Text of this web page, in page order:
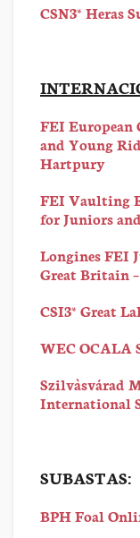
CSN3* Heras
FEI European
and Young
Hartpury
FEI Vaulting
for Juniors
Longines FEI
Great Britain
CSI3* Great
WEC OCALA
Szilvàsvárad
International
SUBASTAS:
BPH Foal